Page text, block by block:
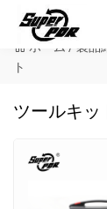
製品紹介
ホーム / 製品
ト
ツールキッ